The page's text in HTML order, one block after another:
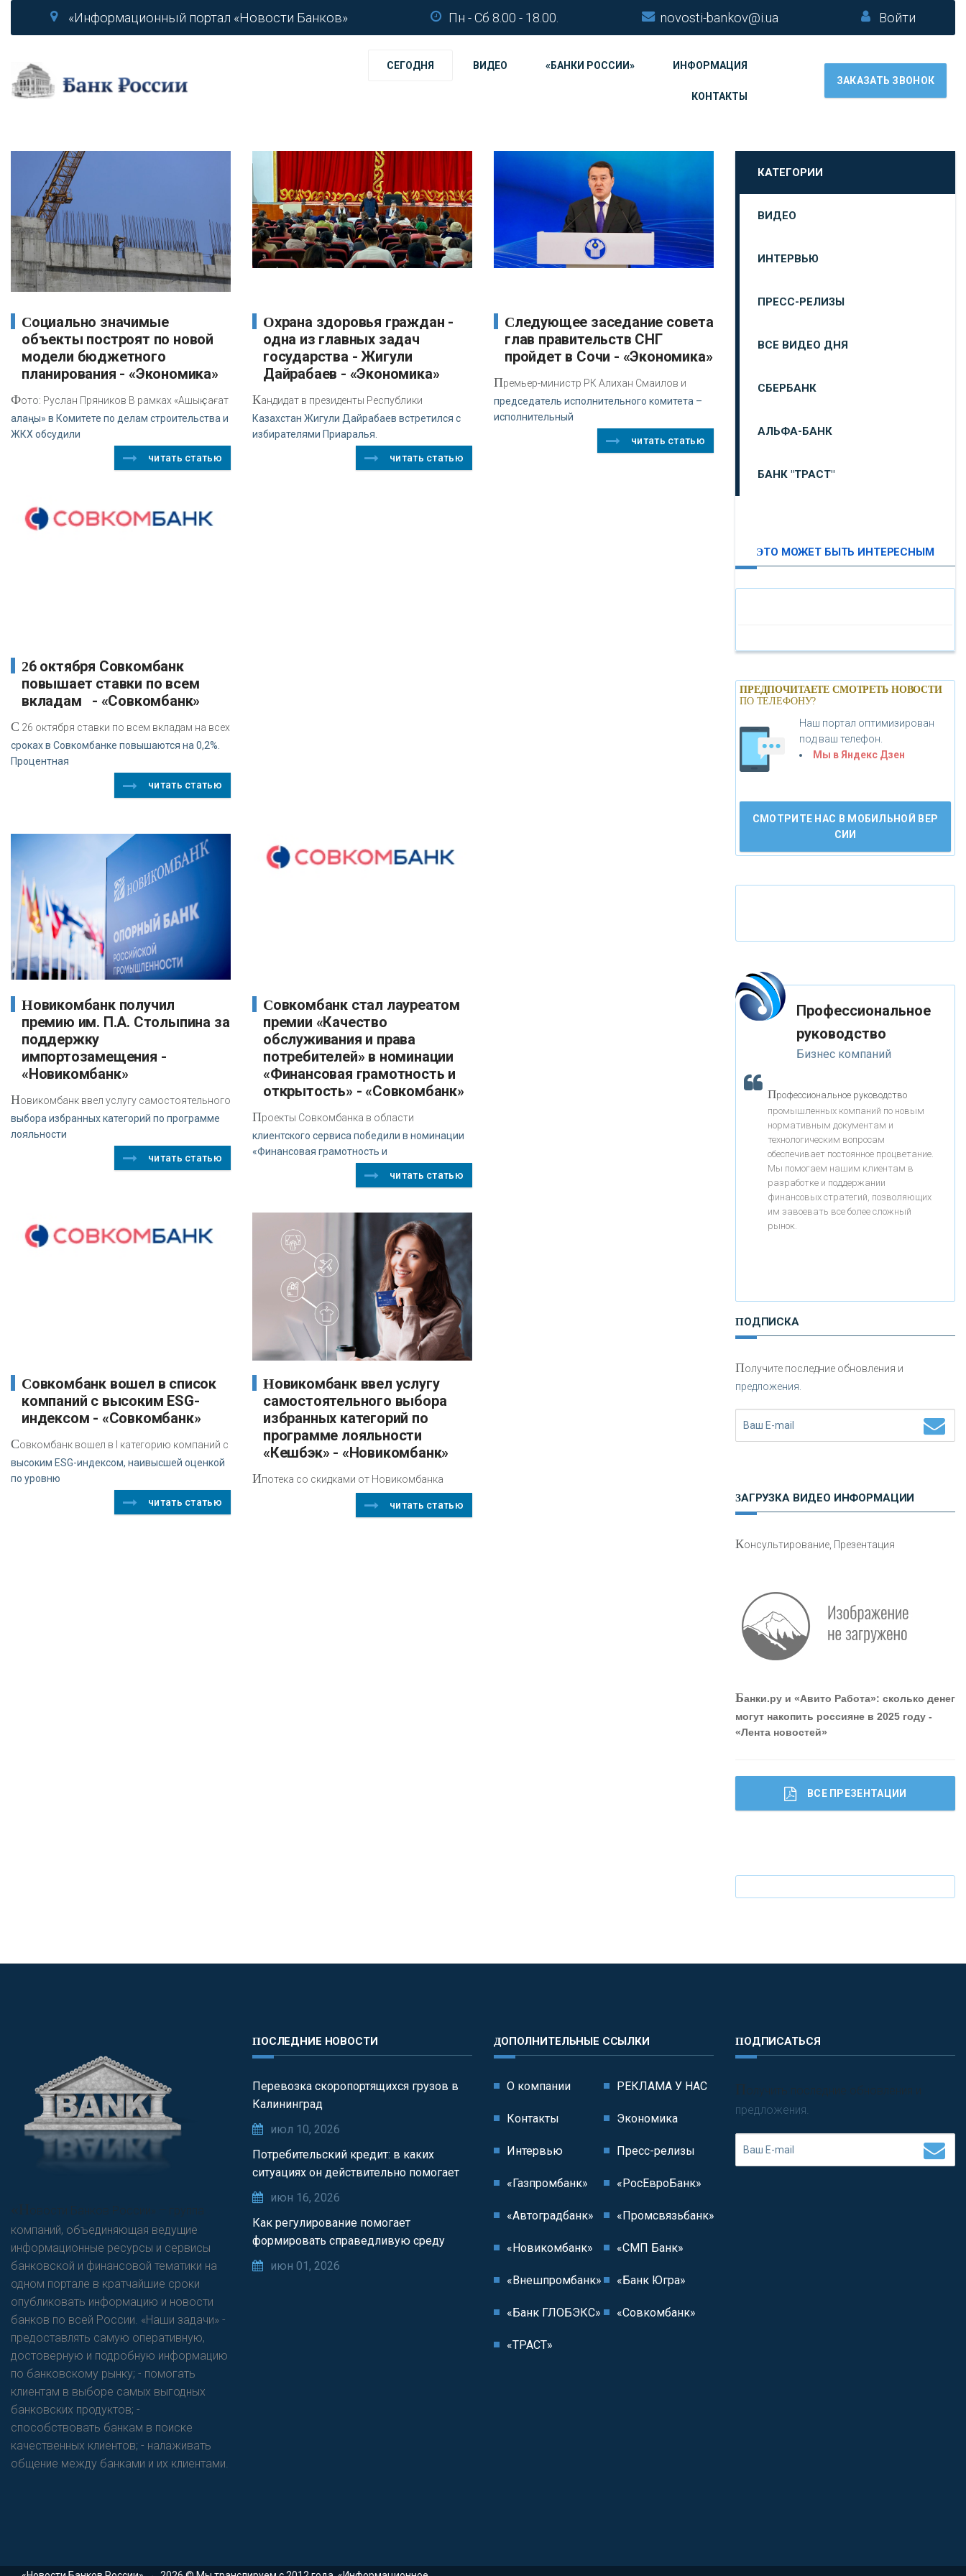
«Информационный портал «Новости Банков» Пн - Сб 8.00 - 18.00. novosti-bankov@i.ua Войти
СЕГОДНЯ ВИДЕО «БАНКИ РОССИИ» ИНФОРМАЦИЯ
КОНТАКТЫ
ЗАКАЗАТЬ ЗВОНОК
Социально значимые
объекты построят по новой
модели бюджетного
планирования - «Экономика»
Фото: Руслан Пряников В рамках «Ашық сағат
алаңы» в Комитете по делам строительства и
ЖКХ обсудили
читать статью
Охрана здоровья граждан -
одна из главных задач
государства - Жигули
Дайрабаев - «Экономика»
Кандидат в президенты Республики
Казахстан Жигули Дайрабаев встретился с
избирателями Приаралья.
читать статью
Следующее заседание совета
глав правительств СНГ
пройдет в Сочи - «Экономика»
Премьер-министр РК Алихан Смаилов и
председатель исполнительного комитета –
исполнительный
читать статью
26 октября Совкомбанк
повышает ставки по всем
вкладам - «Совкомбанк»
С 26 октября ставки по всем вкладам на всех
сроках в Совкомбанке повышаются на 0,2%.
Процентная
читать статью
Новикомбанк получил
премию им. П.А. Столыпина за
поддержку
импортозамещения -
«Новикомбанк»
Новикомбанк ввел услугу самостоятельного
выбора избранных категорий по программе
лояльности
читать статью
Совкомбанк стал лауреатом
премии «Качество
обслуживания и права
потребителей» в номинации
«Финансовая грамотность и
открытость» - «Совкомбанк»
Проекты Совкомбанка в области
клиентского сервиса победили в номинации
«Финансовая грамотность и
читать статью
Совкомбанк вошел в список
компаний с высоким ESG-
индексом - «Совкомбанк»
Совкомбанк вошел в I категорию компаний с
высоким ESG-индексом, наивысшей оценкой
по уровню
читать статью
Новикомбанк ввел услугу
самостоятельного выбора
избранных категорий по
программе лояльности
«Кешбэк» - «Новикомбанк»
Ипотека со скидками от Новикомбанка
читать статью
КАТЕГОРИИ
ВИДЕО
ИНТЕРВЬЮ
ПРЕСС-РЕЛИЗЫ
ВСЕ ВИДЕО ДНЯ
СБЕРБАНК
АЛЬФА-БАНК
БАНК "ТРАСТ"
«ПРОМСВЯЗЬБАНК»
«НОВИКОМБАНК»
«ВНЕШПРОМБАНК»
«ТРАСТ»
«ГАЗПРОМБАНК»
«МОСКОВСКИЙ КРЕДИТНЫЙ
БАНК»
«АБСОЛЮТ БАНК»
«БАНК ВОЗРОЖДЕНИЕ»
«РОССИЙСКИЙ КАПИТАЛ»
«НАЦИОНАЛЬНЫЙ
КЛИРИНГОВЫЙ ЦЕНТР»
«ФК ОТКРЫТИЕ»
«АВТОГРАДБАНК»
«ПРОМРЕГИОНБАНК»
КОНТАКТЫ
ЭТО МОЖЕТ БЫТЬ ИНТЕРЕСНЫМ
ПРЕДПОЧИТАЕТЕ СМОТРЕТЬ НОВОСТИ
ПО ТЕЛЕФОНУ?
Наш портал оптимизирован
под ваш телефон.
Мы в Яндекс Дзен
СМОТРИТЕ НАС В МОБИЛЬНОЙ ВЕР
СИИ
Профессиональное
руководство
Бизнес компаний
Профессиональное руководство
промышленных компаний по новым
нормативным документам и
технологическим вопросам
обеспечивает постоянное процветание.
Мы помогаем нашим клиентам в
разработке и поддержании
финансовых стратегий, позволяющих
им завоевать все более сложный
рынок.
ПОДПИСКА
Получите последние обновления и
предложения.
ЗАГРУЗКА ВИДЕО ИНФОРМАЦИИ
Консультирование, Презентация
Банки.ру и «Авито Работа»: сколько денег
могут накопить россияне в 2025 году -
«Лента новостей»
ВСЕ ПРЕЗЕНТАЦИИ
«Н
овости Банков России» – группа
компаний, объединяющая ведущие
информационные ресурсы и сервисы
банковской и финансовой тематики на
одном портале в кратчайшие сроки
опубликовать информацию и новости
банков по всей России. «Наши задачи» -
предоставлять самую оперативную,
достоверную и подробную информацию
по банковскому рынку; - помогать
клиентам в выборе самых выгодных
банковских продуктов; -
способствовать банкам в поиске
качественных клиентов; - налаживать
общение между банками и их клиентами.
ПОСЛЕДНИЕ НОВОСТИ
Перевозка скоропортящихся грузов в
Калининград
июл 10, 2026
Потребительский кредит: в каких
ситуациях он действительно помогает
июн 16, 2026
Как регулирование помогает
формировать справедливую среду
июн 01, 2026
ДОПОЛНИТЕЛЬНЫЕ ССЫЛКИ
О компании РЕКЛАМА У НАС
Контакты Экономика
Интервью Пресс-релизы
«Газпромбанк» «РосЕвроБанк»
«Автоградбанк» «Промсвязьбанк»
«Новикомбанк» «СМП Банк»
«Внешпромбанк» «Банк Югра»
«Банк ГЛОБЭКС» «Совкомбанк»
«ТРАСТ»
ПОДПИСАТЬСЯ
П
олучить последние обновления и
предложения.